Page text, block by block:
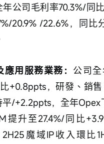
公司毛利率70.3%/同
20.9% /22.6%，同
應用服務業務： 公司
比+0.8ppts，研發、銷
/+2.2ppts，全年Opex
提升至27.4%/同比
2H25魔域IP收入環